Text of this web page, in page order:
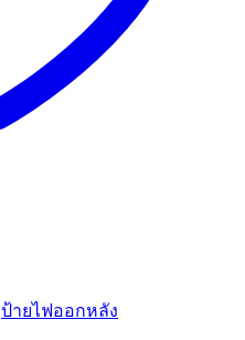
ป้ายไฟออกหลัง